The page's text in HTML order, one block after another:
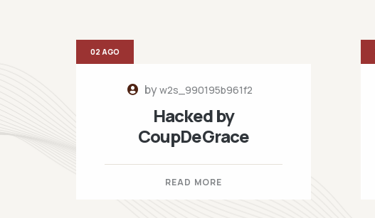
byw2s_990195b961f2
Hacked by
CoupDeGrace
READ MORE
02 AGO